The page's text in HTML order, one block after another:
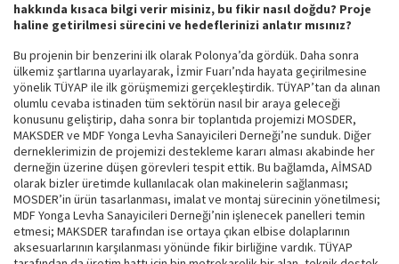
hakkında kısaca bilgi verir misiniz, bu fikir nasıl doğdu? Proje
haline getirilmesi sürecini ve hedeflerinizi anlatır mısınız?
Bu projenin bir benzerini ilk olarak Polonya’da gördük. Daha sonra
ülkemiz şartlarına uyarlayarak, İzmir Fuarı’nda hayata geçirilmesine
yönelik TÜYAP ile ilk görüşmemizi gerçekleştirdik. TÜYAP’tan da alınan
olumlu cevaba istinaden tüm sektörün nasıl bir araya geleceği
konusunu geliştirip, daha sonra bir toplantıda projemizi MOSDER,
MAKSDER ve MDF Yonga Levha Sanayicileri Derneği’ne sunduk. Diğer
derneklerimizin de projemizi destekleme kararı alması akabinde her
derneğin üzerine düşen görevleri tespit ettik. Bu bağlamda, AİMSAD
olarak bizler üretimde kullanılacak olan makinelerin sağlanması;
MOSDER’in ürün tasarlanması, imalat ve montaj sürecinin yönetilmesi;
MDF Yonga Levha Sanayicileri Derneği’nin işlenecek panelleri temin
etmesi; MAKSDER tarafından ise ortaya çıkan elbise dolaplarının
aksesuarlarının karşılanması yönünde fikir birliğine vardık. TÜYAP